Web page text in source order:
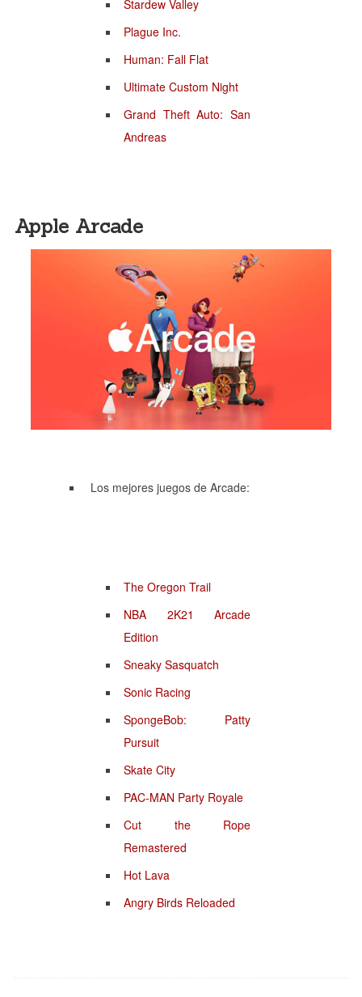
Stardew Valley
Plague Inc.
Human: Fall Flat
Ultimate Custom Night
Grand Theft Auto: San
Andreas
Apple Arcade
Los mejores juegos de Arcade:
The Oregon Trail
NBA 2K21 Arcade
Edition
Sneaky Sasquatch
Sonic Racing
SpongeBob: Patty
Pursuit
Skate City
PAC-MAN Party Royale
Cut the Rope
Remastered
Hot Lava
Angry Birds Reloaded